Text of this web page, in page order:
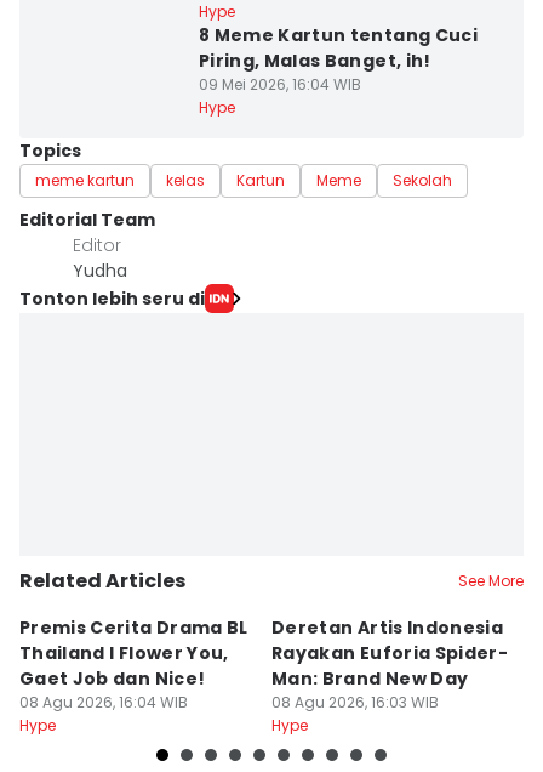
Hype
8 Meme Kartun tentang Cuci
Piring, Malas Banget, ih!
09 Mei 2026, 16:04 WIB
Hype
Topics
meme kartun kelas Kartun Meme Sekolah
Editorial Team
Editor
Yudha ‎
Tonton lebih seru di
Related Articles See More
Premis Cerita Drama BL
Thailand I Flower You,
Gaet Job dan Nice!
08 Agu 2026, 16:04 WIB
Hype
Deretan Artis Indonesia
Rayakan Euforia Spider-
Man: Brand New Day
08 Agu 2026, 16:03 WIB
Hype